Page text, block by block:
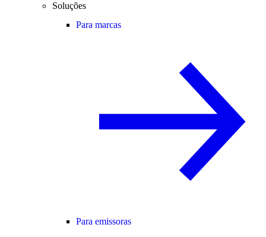
Soluções
Para marcas
Para emissoras